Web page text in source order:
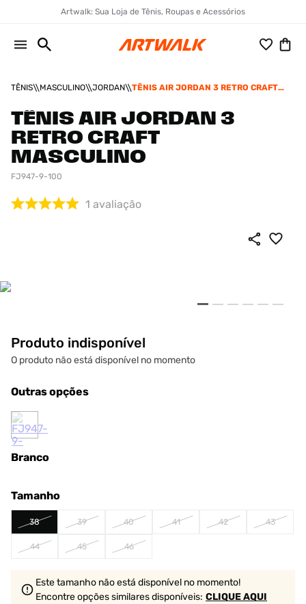
Artwalk: Sua Loja de Tênis, Roupas e Acessórios
TÊNIS MASCULINO JORDAN
TÊNIS AIR JORDAN 3 RETRO CRAFT
TÊNIS AIR JORDAN 3
RETRO CRAFT
MASCULINO
FJ947-9-100
1 avaliação
Produto indisponível
O produto não está disponível no momento
Outras opções
Branco
Tamanho
38 39 40 41 42 43
44 45 46
Este tamanho não está disponível no momento!
Encontre opções similaresdisponíveis: CLIQUE AQUI